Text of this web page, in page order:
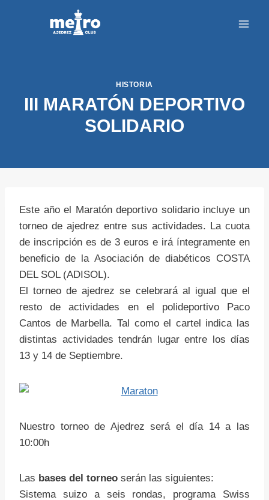
HISTORIA
III MARATÓN DEPORTIVO
SOLIDARIO
Este año el Maratón deportivo solidario incluye un
torneo de ajedrez entre sus actividades. La cuota
de inscripción es de 3 euros e irá íntegramente en
beneficio de la Asociación de diabéticos COSTA
DEL SOL (ADISOL).
El torneo de ajedrez se celebrará al igual que el
resto de actividades en el polideportivo Paco
Cantos de Marbella. Tal como el cartel indica las
distintas actividades tendrán lugar entre los días
13 y 14 de Septiembre.
Nuestro torneo de Ajedrez será el día 14 a las
10:00h
Las bases del torneo serán las siguientes:
Sistema suizo a seis rondas, programa Swiss